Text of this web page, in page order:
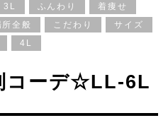
3L ふんわり
着痩せ
所全般 こだわり
サイズ
4L
コーデ☆LL-6L